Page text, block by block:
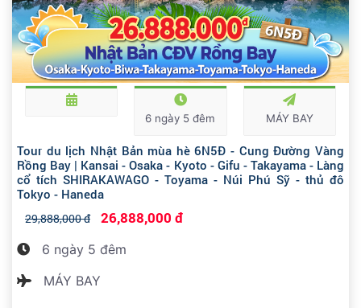
6 ngày 5 đêm MÁY BAY
Tour du lịch Nhật Bản mùa hè 6N5Đ - Cung Đường Vàng
Rồng Bay | Kansai - Osaka - Kyoto - Gifu - Takayama - Làng
cổ tích SHIRAKAWAGO - Toyama - Núi Phú Sỹ - thủ đô
Tokyo - Haneda
29,888,000 đ 26,888,000 đ
6 ngày 5 đêm
MÁY BAY